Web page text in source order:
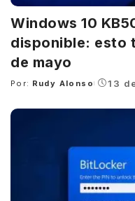
Windows 10
disponible: esto
de mayo
Posted
Por: Rudy Alonso 13